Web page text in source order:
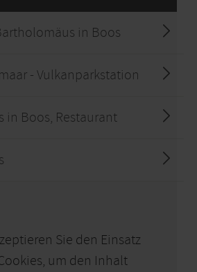
in Boos
- Vulkanparkstation
in Boos, Restaurant
Sie den Einsatz
um den Inhalt